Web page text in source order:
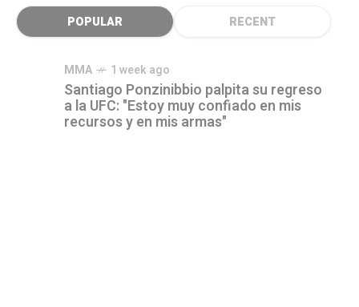
POPULAR RECENT
MMA 1 week ago
Santiago Ponzinibbio palpita su regreso
a la UFC: "Estoy muy confiado en mis
recursos y en mis armas"